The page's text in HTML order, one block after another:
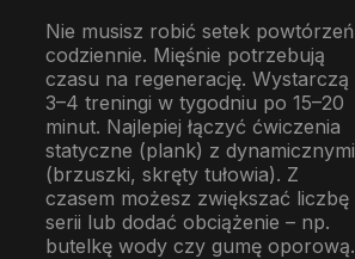
Nie musisz robić setek powtórzeń
codziennie. Mięśnie potrzebują
czasu na regenerację. Wystarczą
3–4 treningi w tygodniu po 15–20
minut. Najlepiej łączyć ćwiczenia
statyczne (plank) z dynamicznymi
(brzuszki, skręty tułowia). Z
czasem możesz zwiększać liczbę
serii lub dodać obciążenie – np.
butelkę wody czy gumę oporową.